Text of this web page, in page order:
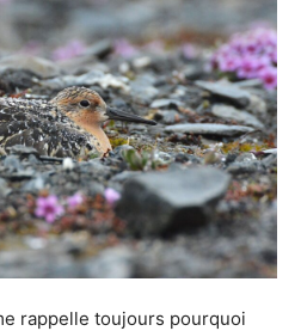
rappelle toujours pourquoi